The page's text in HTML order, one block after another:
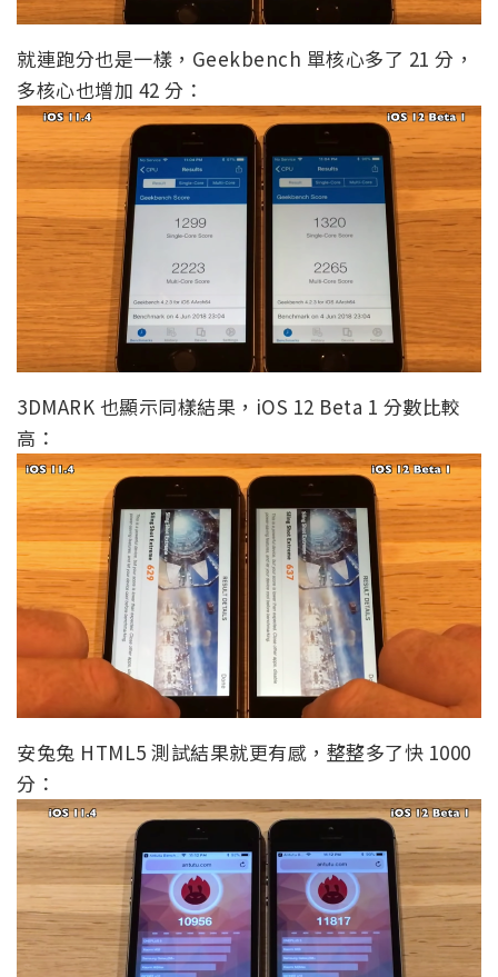
就連跑分也是一樣，Geekbench 單核心多了 21 分，
多核心也增加 42 分：
3DMARK 也顯示同樣結果，iOS 12 Beta 1 分數比較
高：
安兔兔 HTML5 測試結果就更有感，整整多了快 1000
分：